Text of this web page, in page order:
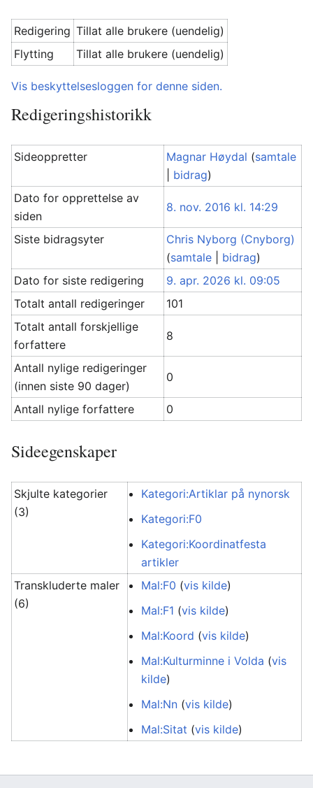
Redigering Tillat alle brukere (uendelig)
Flytting
Tillat alle brukere (uendelig)
Vis beskyttelsesloggen for denne siden.
Redigeringshistorikk
Sideoppretter Magnar Høydal (samtale
bidrag)
Dato for opprettelse av
siden
8. nov. 2016 kl. 14:29
Siste bidragsyter
Chris Nyborg (Cnyborg)
(samtale bidrag)
Dato for siste redigering
9. apr. 2026 kl. 09:05
Totalt antall redigeringer
101
Totalt antall forskjellige
forfattere
8
Antall nylige redigeringer
(innen siste 90 dager)
0
Antall nylige forfattere 0
Sideegenskaper
Skjulte kategorier
(3)
Kategori:Artiklar på nynorsk
Kategori:F0
Kategori:Koordinatfesta
artikler
Transkluderte maler
(6)
Mal:F0 (vis kilde)
Mal:F1 (vis kilde)
Mal:Koord (vis kilde)
Mal:Kulturminne i Volda (vis
kilde)
Mal:Nn (vis kilde)
Mal:Sitat (vis kilde)